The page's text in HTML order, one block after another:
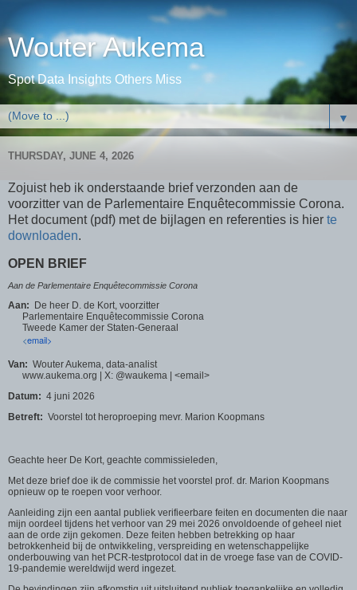
Wouter Aukema
Spot Data Insights Others Miss
▼
THURSDAY, JUNE 4, 2026
Zojuist heb ik onderstaande brief verzonden aan de
voorzitter van de Parlementaire Enquêtecommissie Corona.
Het document (pdf) met de bijlagen en referenties is hier te
downloaden.
OPEN BRIEF
Aan de Parlementaire Enquêtecommissie Corona
Aan: De heer D. de Kort, voorzitter
Parlementaire Enquêtecommissie Corona
Tweede Kamer der Staten-Generaal
<email>
Van: Wouter Aukema, data-analist
www.aukema.org | X: @waukema | <email>
Datum: 4 juni 2026
Betreft: Voorstel tot heroproeping mevr. Marion Koopmans
Geachte heer De Kort, geachte commissieleden,
Met deze brief doe ik de commissie het voorstel prof. dr. Marion Koopmans
opnieuw op te roepen voor verhoor.
Aanleiding zijn een aantal publiek verifieerbare feiten en documenten die naar
mijn oordeel tijdens het verhoor van 29 mei 2026 onvoldoende of geheel niet
aan de orde zijn gekomen. Deze feiten hebben betrekking op haar
betrokkenheid bij de ontwikkeling, verspreiding en wetenschappelijke
onderbouwing van het PCR-testprotocol dat in de vroege fase van de COVID-
19-pandemie wereldwijd werd ingezet.